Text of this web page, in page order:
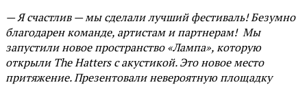
— Я счастлив — мы сделали лучший фестиваль! Безумно
благодарен команде, артистам и партнерам! Мы
запустили новое пространство «Лампа», которую
открыли The Hatters с акустикой. Это новое место
притяжение. Презентовали невероятную площадку